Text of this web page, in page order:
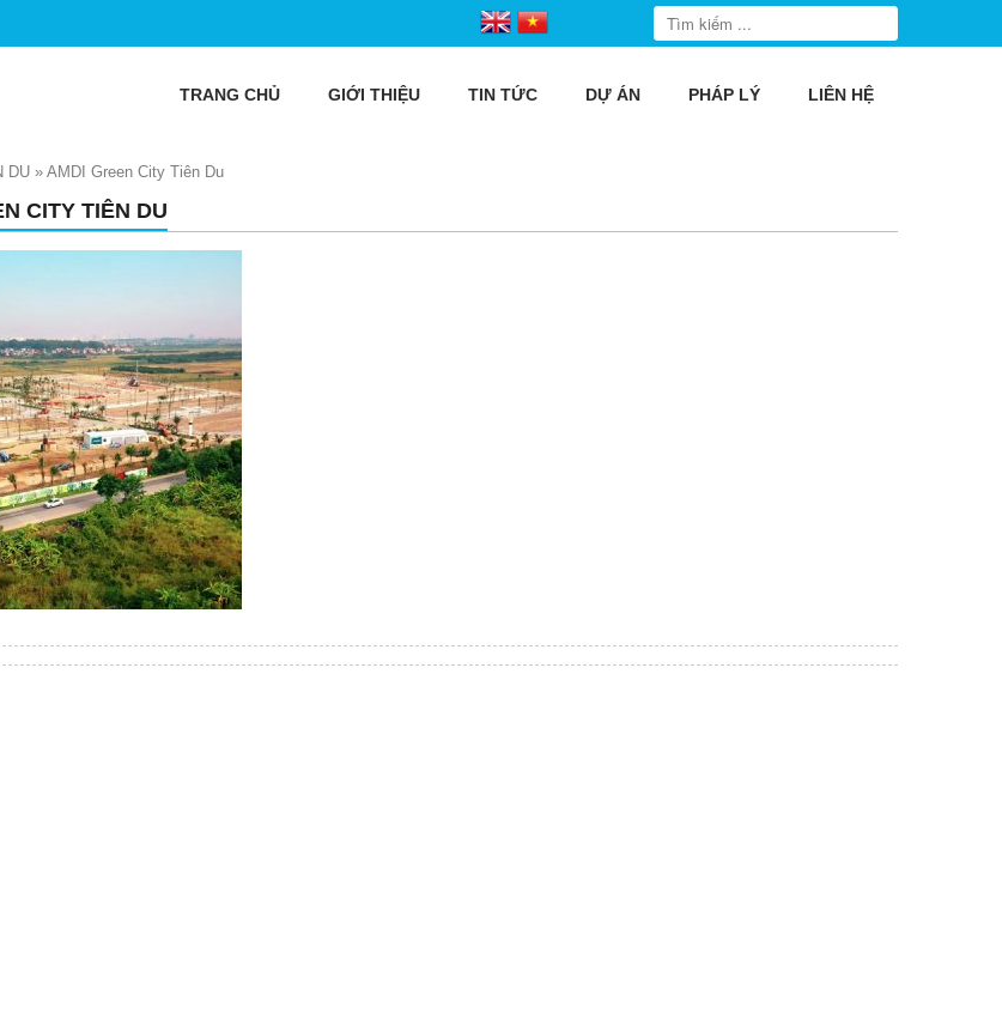
TRANG CHỦ GIỚI THIỆU TIN TỨC DỰ ÁN PHÁP LÝ LIÊN HỆ
DU » AMDI Green City Tiên Du
CITY TIÊN DU